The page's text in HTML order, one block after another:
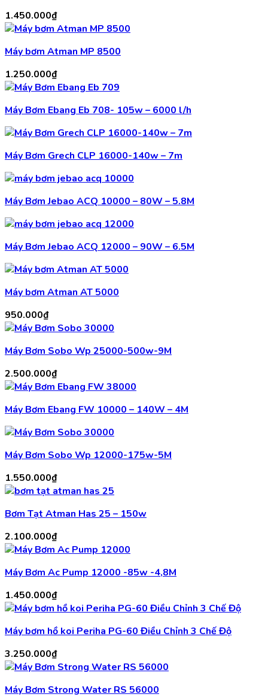
1.450.000₫
Máy bơm Atman MP 8500
1.250.000₫
Máy Bơm Ebang Eb 708- 105w – 6000 l/h
Máy Bơm Grech CLP 16000-140w – 7m
Máy Bơm Jebao ACQ 10000 – 80W – 5.8M
Máy Bơm Jebao ACQ 12000 – 90W – 6.5M
Máy bơm Atman AT 5000
950.000₫
Máy Bơm Sobo Wp 25000-500w-9M
2.500.000₫
Máy Bơm Ebang FW 10000 – 140W – 4M
Máy Bơm Sobo Wp 12000-175w-5M
1.550.000₫
Bơm Tạt Atman Has 25 – 150w
2.100.000₫
Máy Bơm Ac Pump 12000 -85w -4,8M
1.450.000₫
Máy bơm hồ koi Periha PG-60 Điều Chỉnh 3 Chế Độ
3.250.000₫
Máy Bơm Strong Water RS 56000